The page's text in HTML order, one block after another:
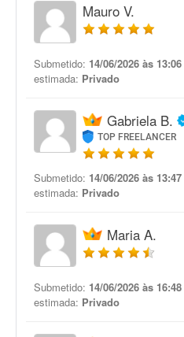
Mauro V.
Submetido: 14/06/2026 às 13:06
estimada: Privado
Gabriela B.
TOP FREELANCER
Submetido: 14/06/2026 às 13:47
estimada: Privado
Maria A.
Submetido: 14/06/2026 às 16:48
estimada: Privado